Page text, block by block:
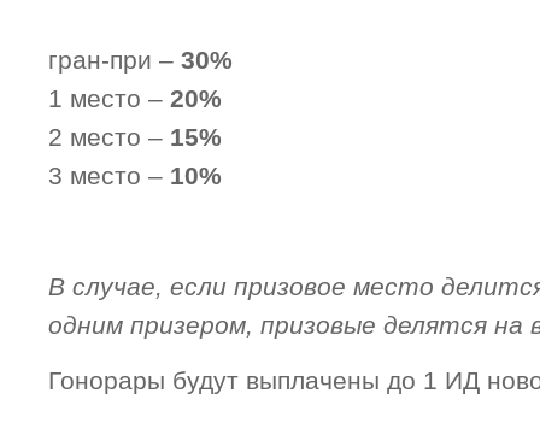
гран-при – 30%
1 место – 20%
2 место – 15%
3 место – 10%
В случае, если призовое место
одним призером, призовые делятся на
Гонорары будут выплачены до 1 ИД